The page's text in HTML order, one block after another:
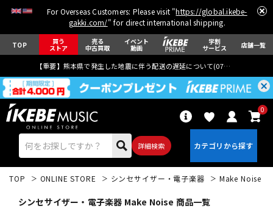
For Overseas Customers: Please visit "https://global.ikebe-
gakki.com/" for direct international shipping.
TOP 買う
ストア
売る
中古買取
イベント
動画
学割
サービス 店舗一覧
【重要】熊本県で発生した地震に伴う配送の遅延について(07月29日
詳細検索
0
TOP ONLINE STORE シンセサイザー・電子楽器 Make Noise
シンセサイザー・電子楽器 Make Noise 商品一覧